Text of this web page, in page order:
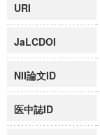
URI
JaLCDOI
NII論文ID
医中誌ID